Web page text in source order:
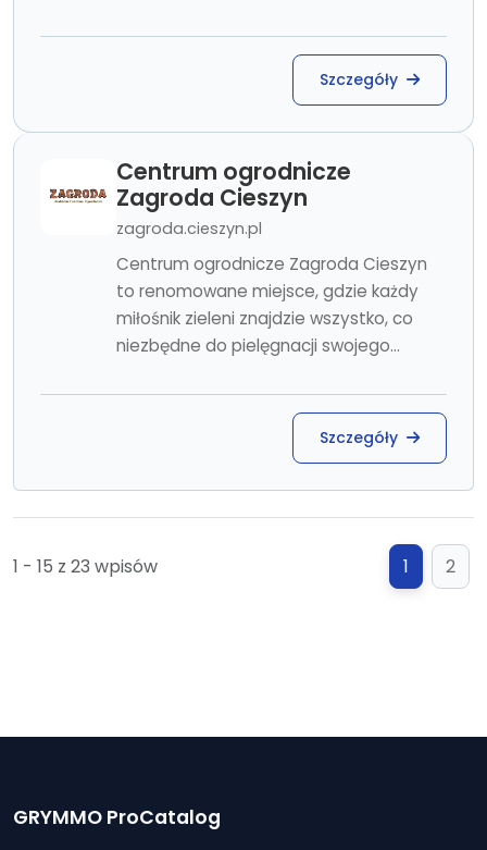
Szczegóły
Centrum ogrodnicze
Zagroda Cieszyn
zagroda.cieszyn.pl
Centrum ogrodnicze Zagroda Cieszyn
to renomowane miejsce, gdzie każdy
miłośnik zieleni znajdzie wszystko, co
niezbędne do pielęgnacji swojego...
Szczegóły
1 - 15 z 23 wpisów 1 2
GRYMMO ProCatalog